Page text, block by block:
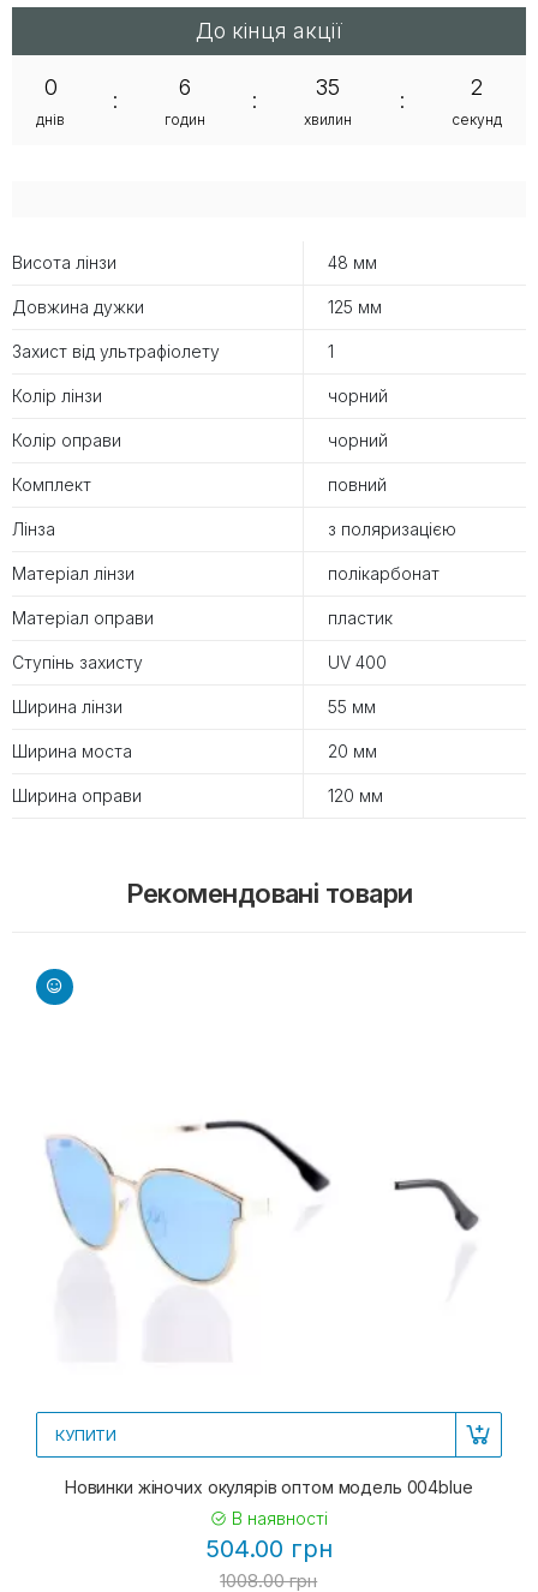
Висота лінзи 48 мм
Довжина дужки 125 мм
Захист від ультрафіолету 1
Колір лінзи чорний
Колір оправи чорний
Комплект повний
Лінза з поляризацією
Матеріал лінзи полікарбонат
Матеріал оправи пластик
Ступінь захисту UV 400
Ширина лінзи 55 мм
Ширина моста 20 мм
Ширина оправи 120 мм
До кінця акції
0
днів
:
6
годин
:
35
хвилин
:
1
секунд
Рекомендовані товари
КУПИТИ
Новинки жіночих окулярів оптом модель 004blue
В наявності
504.00 грн
1008.00 грн